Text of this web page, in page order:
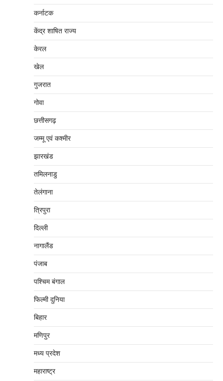
कर्नाटक
केंद्र शाषित राज्य
केरल
खेल
गुजरात
गोवा
छत्तीसगढ़
जम्‍मू एवं कश्‍मीर
झारखंड
तमिलनाडु
तेलंगाना
त्रिपुरा
दिल्‍ली
नागालैंड
पंजाब
पश्चिम बंगाल
फिल्मी दुनिया
बिहार
मणिपुर
मध्‍य प्रदेश
महाराष्‍ट्र